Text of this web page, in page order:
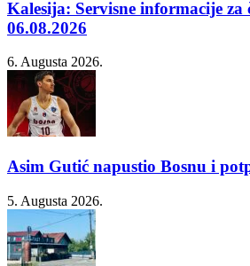
Kalesija: Servisne informacije za
06.08.2026
6. Augusta 2026.
Asim Gutić napustio Bosnu i
5. Augusta 2026.